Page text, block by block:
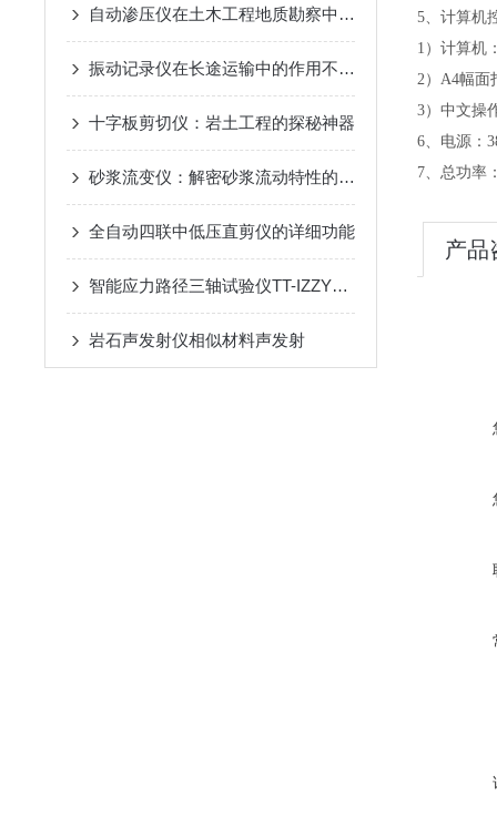
自动渗压仪在土木工程地质勘察中的革新应用
振动记录仪在长途运输中的作用不容小觑
十字板剪切仪：岩土工程的探秘神器
砂浆流变仪：解密砂浆流动特性的科技钥匙
全自动四联中低压直剪仪的详细功能
智能应力路径三轴试验仪TT-IZZY1-苏州拓测仪器设备有限公司
岩石声发射仪相似材料声发射
5、计算机
1）计算机
2）A4幅面
3）中文操
6、电源：
7、总功率
产品